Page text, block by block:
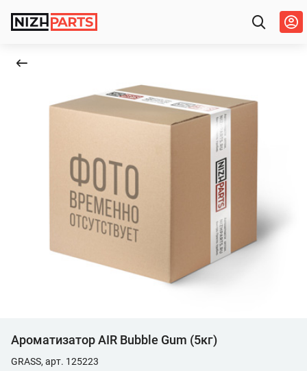
Ароматизатор AIR Bubble Gum (5кг)
GRASS, арт. 125223